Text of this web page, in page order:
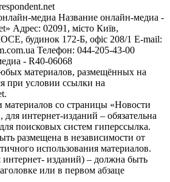
медиа Название онлайн-медиа -
Адрес: 02091, місто Київ,
будинок 172-Б, офіс 208/1 E-mail:
Телефон: 044-205-43-00
- R40-06068
материалов, размещённых на
при условии ссылки на
со страницы «Новости
интернет-изданий – обязательна
поисковых систем гиперссылка.
размещена в независимости от
использования материалов.
интернет- изданий) – должна быть
или в первом абзаце